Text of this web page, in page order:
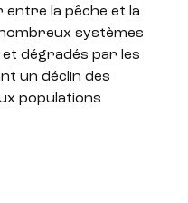
entre la pêche et la
systèmes
et dégradés par les
un déclin des
populations